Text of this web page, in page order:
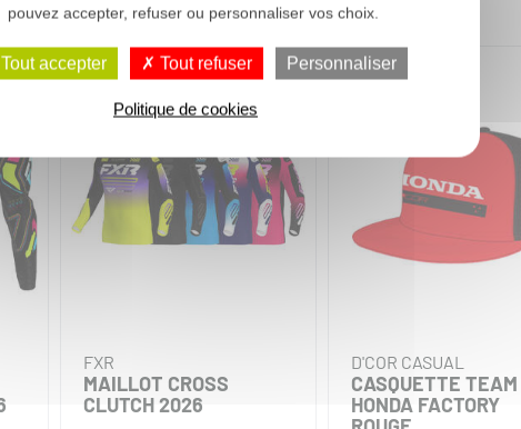
-10%
FXR
MAILLOT CROSS
CLUTCH 2026
D'COR CASUAL
CASQUETTE TEAM
HONDA FACTORY
pouvez accepter, refuser ou personnaliser vos choix.
Tout accepter Tout refuser Personnaliser
Politique de cookies